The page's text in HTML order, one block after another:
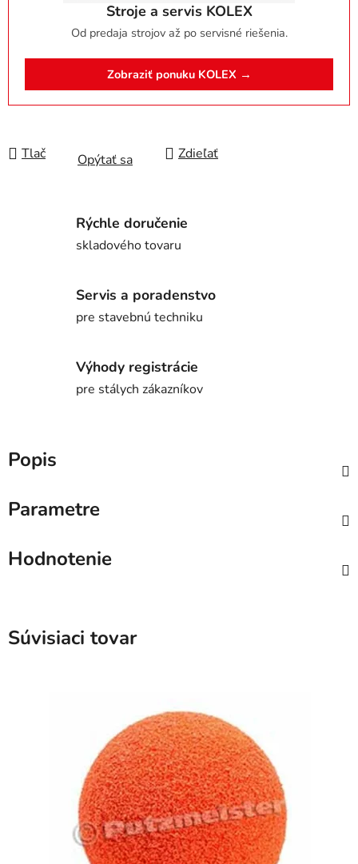
Stroje a servis KOLEX
Od predaja strojov až po servisné riešenia.
Zobraziť ponuku KOLEX →
Tlač Opýtať sa Zdieľať
Rýchle doručenie
skladového tovaru
Servis a poradenstvo
pre stavebnú techniku
Výhody registrácie
pre stálych zákazníkov
Popis
Parametre
Hodnotenie
Súvisiaci tovar